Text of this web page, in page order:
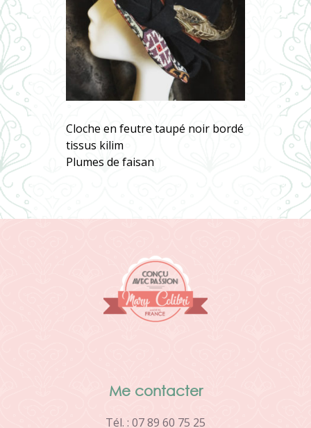
Cloche en feutre taupé noir bordé
tissus kilim
Plumes de faisan
Me contacter
Tél. : 07 89 60 75 25